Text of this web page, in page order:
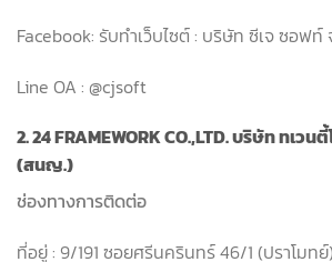
Facebook: รับทำเว็บไซต์ : บริษัท ซีเจ ซอฟท์
Line OA : @cjsoft
2. 24 FRAMEWORK CO.,LTD. บริษัท ทเวน
(สนญ.)
ช่องทางการติดต่อ
ที่อยู่ : 9/191 ซอยศรีนครินทร์ 46/1 (ปราโมท